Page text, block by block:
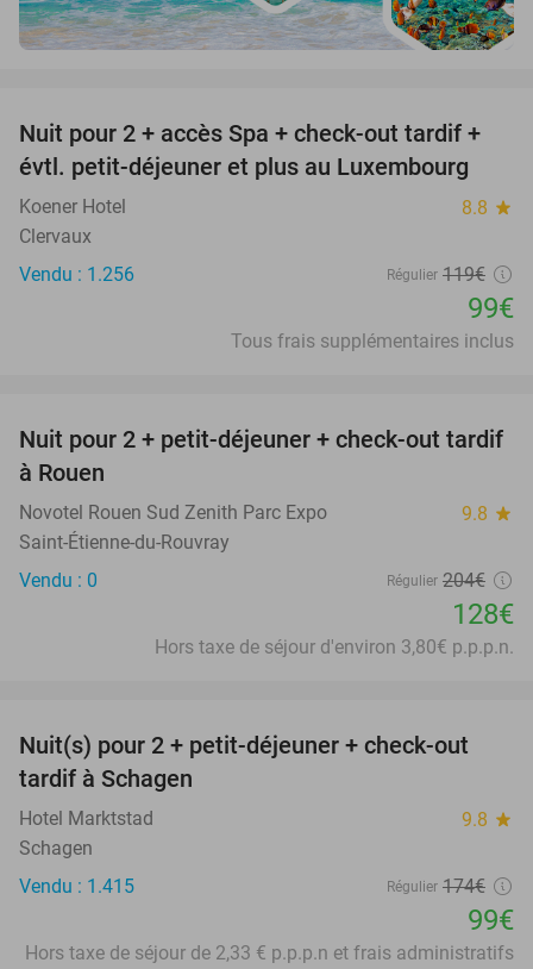
17%
Nuit pour 2 + accès Spa + check-out tardif +
évtl. petit-déjeuner et plus au Luxembourg
Koener Hotel 8.8 star
Clervaux
Vendu : 1.256
Régulier 119€
99€
Tous frais supplémentaires inclus
37%
Nuit pour 2 + petit-déjeuner + check-out tardif
à Rouen
Novotel Rouen Sud Zenith Parc Expo 9.8 star
Saint-Étienne-du-Rouvray
Vendu : 0
Régulier 204€
128€
Hors taxe de séjour d'environ 3,80€ p.p.p.n.
43%
Nuit(s) pour 2 + petit-déjeuner + check-out
tardif à Schagen
Hotel Marktstad 9.8 star
Schagen
Vendu : 1.415
Régulier 174€
99€
Hors taxe de séjour de 2,33 € p.p.p.n et frais administratifs